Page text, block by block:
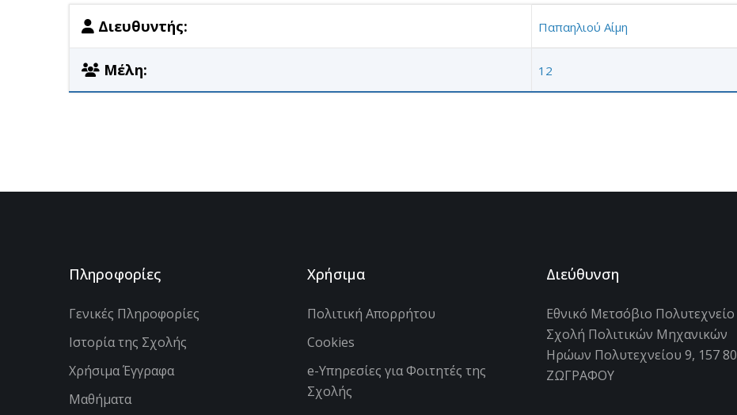
Διευθυντής: Παπαηλιού Αίμη
Μέλη: 12
Πληροφορίες
Γενικές Πληροφορίες
Ιστορία της Σχολής
Χρήσιμα Έγγραφα
Μαθήματα
Χρήσιμα
Πολιτική Απορρήτου
Cookies
e-Υπηρεσίες για Φοιτητές της
Σχολής
Διεύθυνση
Εθνικό Μετσόβιο Πολυτεχνείο
Σχολή Πολιτικών Μηχανικών
Ηρώων Πολυτεχνείου 9, 157 80
ΖΩΓΡΑΦΟΥ